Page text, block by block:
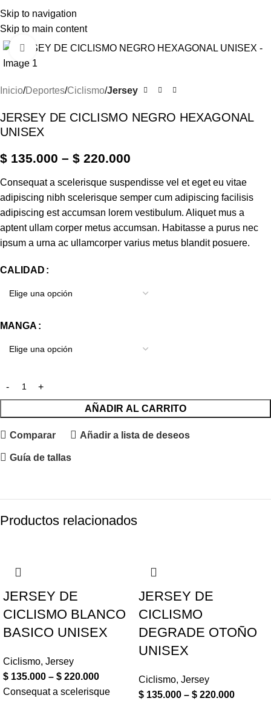
Skip to navigation
Skip to main content
Menú
Haga Click para agrandar
Inicio Deportes Ciclismo Jersey
JERSEY DE CICLISMO NEGRO HEXAGONAL
UNISEX
$ 135.000 – $ 220.000
Consequat a scelerisque suspendisse vel et eget eu vitae
adipiscing nibh scelerisque semper cum adipiscing facilisis
adipiscing est accumsan lorem vestibulum. Aliquet mus a
aptent ullam corper metus accumsan. Habitasse a purus nec
ipsum a urna ac ullamcorper varius metus blandit posuere.
CALIDAD
MANGA
AÑADIR AL CARRITO
Comparar Añadir a lista de deseos
Guía de tallas
Productos relacionados
JERSEY DE
CICLISMO BLANCO
BASICO UNISEX
Ciclismo, Jersey
$ 135.000 – $ 220.000
Consequat a scelerisque
JERSEY DE
CICLISMO
DEGRADE OTOÑO
UNISEX
Ciclismo, Jersey
$ 135.000 – $ 220.000